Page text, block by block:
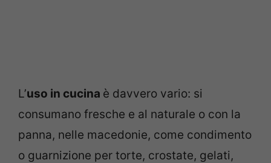
L’uso in cucina è davvero vario: si
consumano fresche e al naturale o con la
panna, nelle macedonie, come condimento
o guarnizione per torte, crostate, gelati,